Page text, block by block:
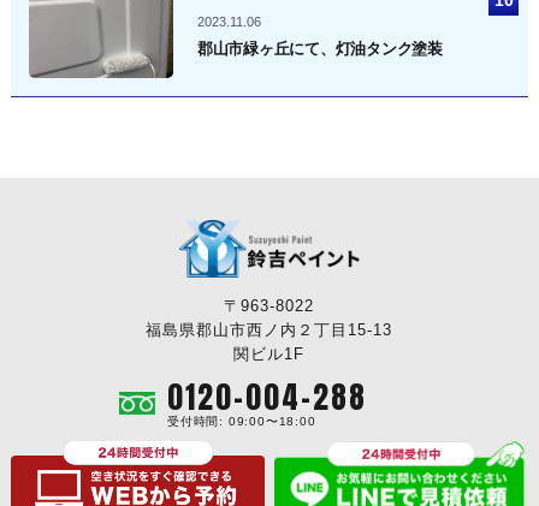
2023.11.06
郡山市緑ヶ丘にて、灯油タンク塗装
〒963-8022
福島県郡山市西ノ内２丁目15-13
関ビル1F
0120-004-288
受付時間: 09:00〜18:00